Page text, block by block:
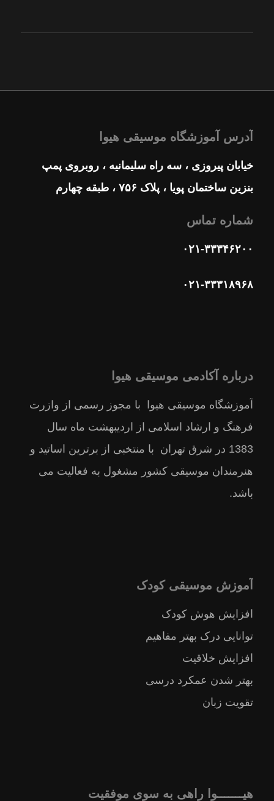
آدرس آموزشگاه موسیقی هیوا
خیابان پیروزی ، سه راه سلیمانیه ، روبروی پمپ
بنزین ساختمان پویا ، پلاک ۷۵۶ ، طبقه چهارم
شماره تماس
۰۲۱-۳۳۳۴۶۲۰۰
۰۲۱-۳۳۳۱۸۹۶۸
درباره آکادمی موسیقی هیوا
آموزشگاه موسیقی هیوا با مجوز رسمى از وازرت
فرهنگ و ارشاد اسلامى از ارديبهشت ماه سال
1383 در شرق تهران با منتخبى از برترين اساتيد و
هنرمندان موسيقى كشور مشغول به فعالیت می
باشد.
آموزش موسیقی کودک
افزایش هوش کودک
توانایی درک بهتر مفاهیم
افزایش خلاقیت
بهتر شدن عمکرد درسی
تقویت زبان
هیـــــــوا راهی به سوی موفقیت